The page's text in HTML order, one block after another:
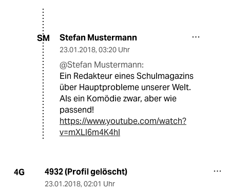
SM Stefan Mustermann
23.01.2018, 03:20 Uhr
@Stefan Mustermann:
Ein Redakteur eines Schulmagazins
über Hauptprobleme unserer Welt.
Als ein Komödie zwar, aber wie
passend!
https://www.youtube.com/watch?
v=mXLI6m4K4hI
4G 4932 (Profil gelöscht)
23.01.2018, 02:01 Uhr